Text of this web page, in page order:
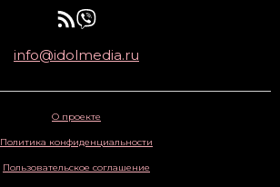
info@idolmedia.ru
О проекте
Политика конфиденциальности
Пользовательское соглашение